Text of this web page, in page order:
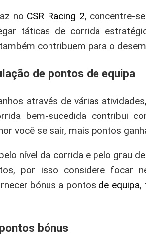
no CSR Racing 2, concentre-
táticas de corrida
contribuem para o
de pontos de equipa
através de várias
bem-sucedida contribui
você se sair, mais pontos
nível da corrida e pelo grau
por isso considere focar
bónus a pontos de equipa,
bónus